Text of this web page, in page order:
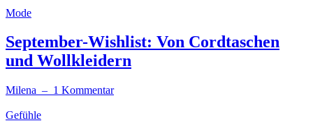
Mode
September-Wishlist: Von Cordtaschen
und Wollkleidern
Milena – 1 Kommentar
Gefühle